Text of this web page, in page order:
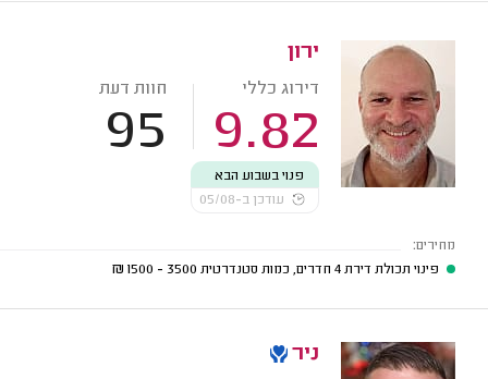
ירון
דירוג כללי
9.82
חוות דעת
95
פנוי בשבוע הבא
עודכן ב-05/08
מחירים:
פינוי תכולת דירת 4 חדרים, כמות סטנדרטית
3500 - 1500
₪
ניר